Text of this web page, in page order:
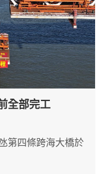
全部完工
四條跨海大橋於